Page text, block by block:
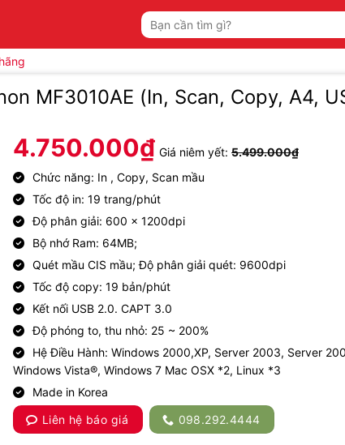
Tìm
kiếm:
MF3010AE (In, Scan, Copy, A4,
4.750.000₫ Giá niêm yết: 5.499.000₫
Chức năng: In , Copy, Scan mầu
Tốc độ in: 19 trang/phút
Độ phân giải: 600 x 1200dpi
Bộ nhớ Ram: 64MB;
Quét mầu CIS mầu; Độ phân giải quét: 9600dpi
Tốc độ copy: 19 bản/phút
Kết nối USB 2.0. CAPT 3.0
Độ phóng to, thu nhỏ: 25 ~ 200%
Hệ Điều Hành: Windows 2000,XP, Server 2003, Server
Windows Vista®, Windows 7 Mac OSX *2, Linux *3
Made in Korea
Liên hệ báo giá
098.292.4444